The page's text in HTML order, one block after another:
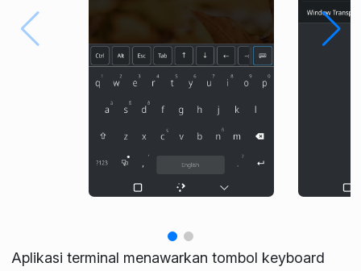
Aplikasi terminal menawarkan tombol keyboard